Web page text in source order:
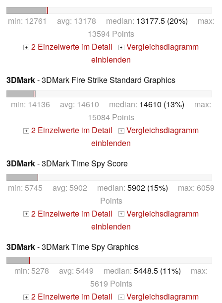
min: 12761 avg: 13178 median: 13177.5 (20%) max:
13594 Points
+ 2 Einzelwerte im Detail + Vergleichsdiagramm
einblenden
3DMark- 3DMark Fire Strike Standard Graphics
min: 14136 avg: 14610 median: 14610 (13%) max:
15084 Points
+ 2 Einzelwerte im Detail + Vergleichsdiagramm
einblenden
3DMark- 3DMark Time Spy Score
min: 5745 avg: 5902 median: 5902 (15%) max: 6059
Points
+ 2 Einzelwerte im Detail + Vergleichsdiagramm
einblenden
3DMark- 3DMark Time Spy Graphics
min: 5278 avg: 5449 median: 5448.5 (11%) max:
5619 Points
+ 2 Einzelwerte im Detail - Vergleichsdiagramm